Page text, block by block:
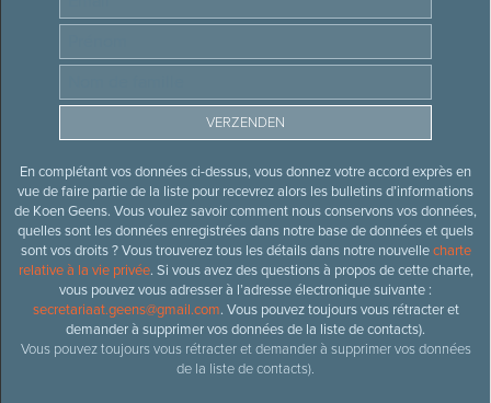
En complétant vos données ci-dessus, vous donnez votre accord exprès en
vue de faire partie de la liste pour recevrez alors les bulletins d’informations
de Koen Geens. Vous voulez savoir comment nous conservons vos données,
quelles sont les données enregistrées dans notre base de données et quels
sont vos droits ? Vous trouverez tous les détails dans notre nouvellecharte
relative à la vie privée. Si vous avez des questions à propos de cette charte,
vous pouvez vous adresser à l’adresse électronique suivante :
secretariaat.geens@gmail.com. Vous pouvez toujours vous rétracter et
demander à supprimer vos données de la liste de contacts).
Vous pouvez toujours vous rétracter et demander à supprimer vos données
de la liste de contacts).